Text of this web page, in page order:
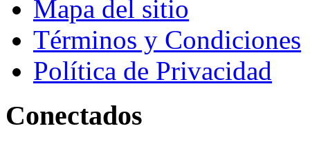
Mapa del sitio
Términos y Condiciones
Política de Privacidad
Conectados